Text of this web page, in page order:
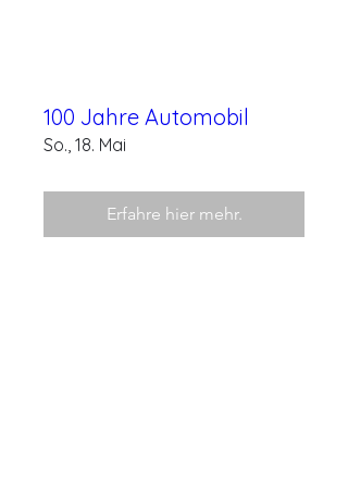
100 Jahre Automobil
So., 18. Mai
Erfahre hier mehr.